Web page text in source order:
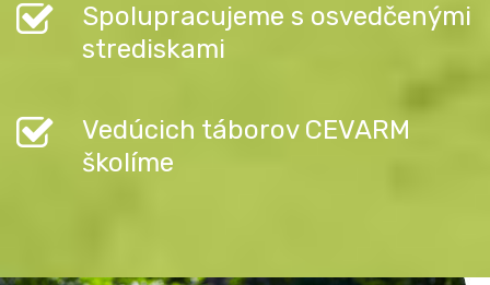
Spolupracujeme s osvedčenými
strediskami
Vedúcich táborov CEVARM
školíme